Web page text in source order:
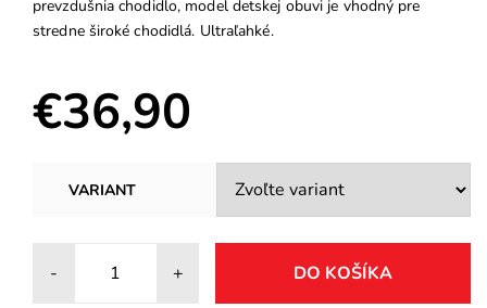
prevzdušnia chodidlo, model detskej obuvi je vhodný pre
stredne široké chodidlá. Ultraľahké.
€36,90
VARIANT
- +